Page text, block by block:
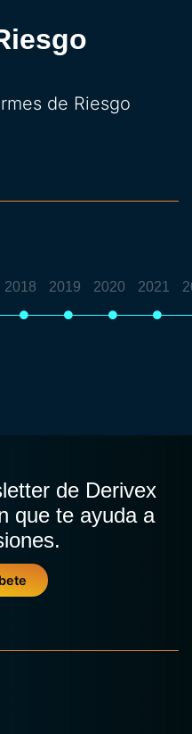
de Riesgo
2018 2019 2020 2021
de Derivex
que te ayuda a